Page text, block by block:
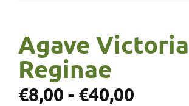
Agave
Reginae
€8,00 - €40,00